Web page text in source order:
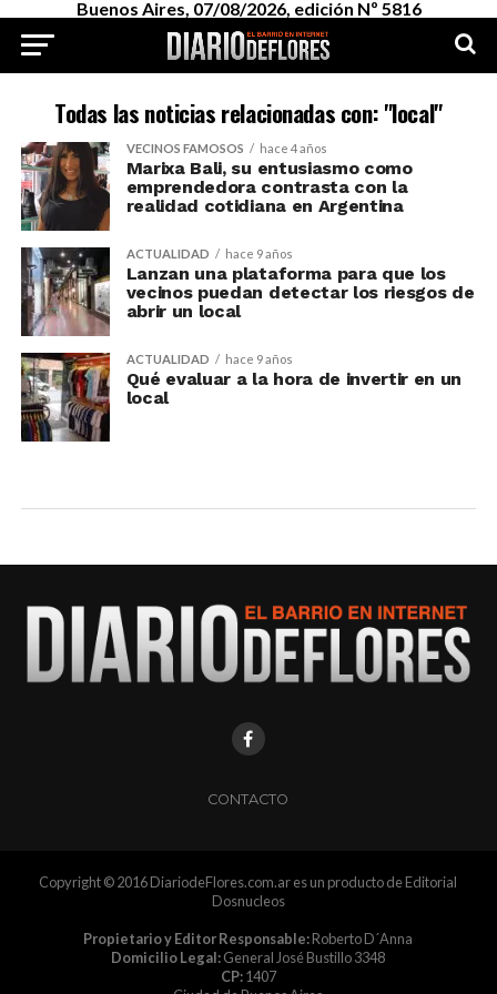
Buenos Aires, 07/08/2026, edición Nº 5816
Todas las noticias relacionadas con: "local"
VECINOS FAMOSOS hace 4 años
Marixa Bali, su entusiasmo como
emprendedora contrasta con la
realidad cotidiana en Argentina
ACTUALIDAD hace 9 años
Lanzan una plataforma para que los
vecinos puedan detectar los riesgos de
abrir un local
ACTUALIDAD hace 9 años
Qué evaluar a la hora de invertir en un
local
CONTACTO
Copyright © 2016 DiariodeFlores.com.ar es un producto de Editorial
Dosnucleos
Propietario y Editor Responsable:Roberto D´Anna
Domicilio Legal:General José Bustillo 3348
CP:1407